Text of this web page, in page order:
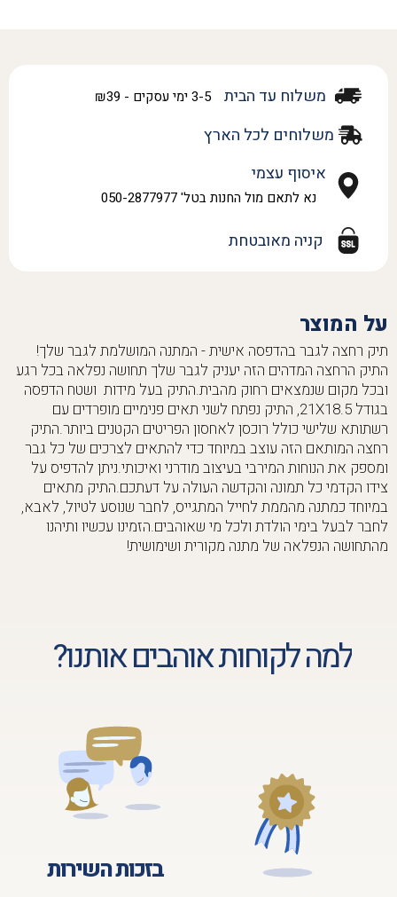
משלוח עד הבית 3-5 ימי עסקים - ₪39
משלוחים לכל הארץ
איסוף עצמי
נא לתאם מול החנות בטל' 050-2877977
קניה מאובטחת
על המוצר
תיק רחצה לגבר בהדפסה אישית - המתנה המושלמת לגבר שלך!
התיק הרחצה המדהים הזה יעניק לגבר שלך תחושה נפלאה בכל רגע
ובכל מקום שנמצאים רחוק מהבית.התיק בעל מידות ושטח הדפסה
בגודל 21X18.5, התיק נפתח לשני תאים פנימיים מופרדים עם
רשתותא שלישי כולל רוכסן לאחסון הפריטים הקטנים ביותר.התיק
רחצה המותאם הזה עוצב במיוחד כדי להתאים לצרכים של כל גבר
ומספק את הנוחות המירבי בעיצוב מודרני ואיכותי.ניתן להדפיס על
צידו הקדמי כל תמונה והקדשה העולה על דעתכם.התיק מתאים
במיוחד כמתנה מהממת לחייל המתגייס, לחבר שנוסע לטיול, לאבא,
לחבר לבעל בימי הולדת ולכל מי שאוהבים.הזמינו עכשיו ותיהנו
מהתחושה הנפלאה של מתנה מקורית ושימושית!
למה לקוחות אוהבים אותנו?
בזכות השירות